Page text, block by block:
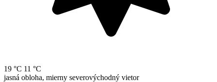
19 °C 11 °C
jasná obloha, mierny severovýchodný vietor